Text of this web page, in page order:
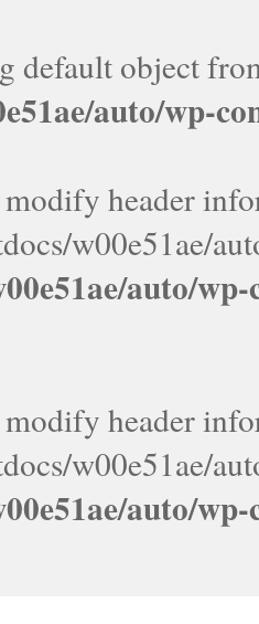
default object
auto/wp-
header
w00e51ae/
auto/
header
w00e51ae/
auto/